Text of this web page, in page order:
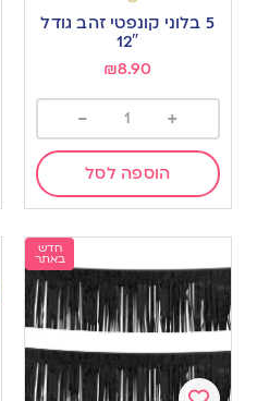
to 5 בלוני קונפטי זהב גודל
12″
₪8.90
+
-
הוספה לסל
חדש
באתר